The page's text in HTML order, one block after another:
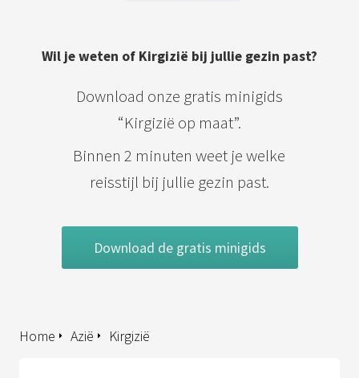
Wil je weten of Kirgizië bij jullie gezin past?
Download onze gratis minigids
“Kirgizië op maat”.
Binnen 2 minuten weet je welke
reisstijl bij jullie gezin past.
Download de gratis minigids
Kirgizië
Azië
Home